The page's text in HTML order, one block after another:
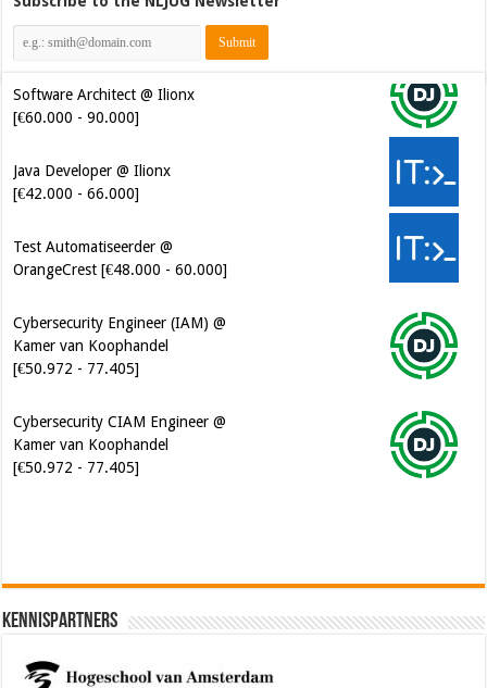
Software Architect @ Ilionx
[€60.000 - 90.000]
Java Developer @ Ilionx
[€42.000 - 66.000]
Test Automatiseerder @
OrangeCrest [€48.000 - 60.000]
Cybersecurity Engineer (IAM) @
Kamer van Koophandel
[€50.972 - 77.405]
Cybersecurity CIAM Engineer @
Kamer van Koophandel
[€50.972 - 77.405]
Kennispartners